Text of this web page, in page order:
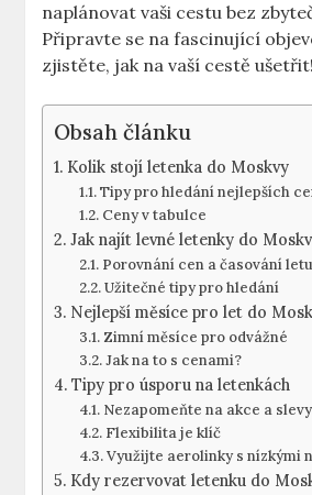
naplánovat vaši cestu bez
Připravte se na fascinující
zjistěte, jak na vaší cestě ušetřit!
Obsah článku
Kolik stojí letenka do Moskvy
Tipy pro hledání nejlepších
Ceny v tabulce
Jak najít levné letenky do
Porovnání cen a časování letu
Užitečné tipy pro hledání
Nejlepší měsíce pro let do
Zimní měsíce pro odvážné
Jak na to s cenami?
Tipy pro úsporu na letenkách
Nezapomeňte na akce a slevy
Flexibilita je klíč
Využijte aerolinky s nízkými
Kdy rezervovat letenku do